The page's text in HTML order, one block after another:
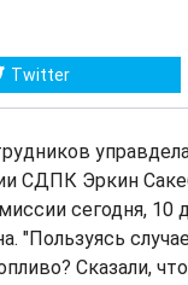
Twitter
СДПК Эркин
сегодня, 10
"Пользуясь
Сказали, что